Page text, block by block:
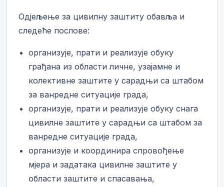
Одјељење за цивилну заштиту обавља и
следеће послове:
организује, прати и реализује обуку
грађана из области личне, узајамне и
колективне заштите у сарадњи са штабом
за ванредне ситуације града,
организује, прати и реализује обуку снага
цивилне заштите у сарадњи са штабом за
ванредне ситуације града,
организује и координира спровођење
мјера и задатака цивилне заштите у
области заштите и спасавања,